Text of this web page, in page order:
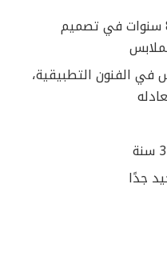
من 3 إلى 8 سنوات في تصميم
في الفنون التطبيقية،
جدًا